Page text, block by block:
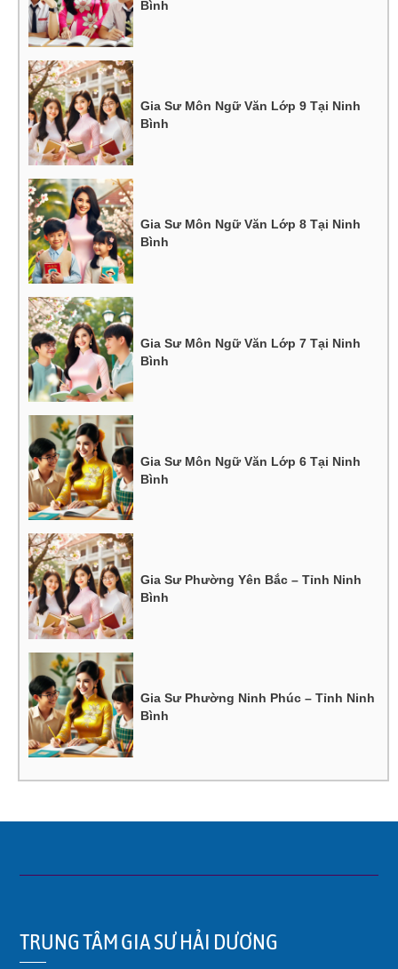
Bình
Gia Sư Môn Ngữ Văn Lớp 9 Tại Ninh
Bình
Gia Sư Môn Ngữ Văn Lớp 8 Tại Ninh
Bình
Gia Sư Môn Ngữ Văn Lớp 7 Tại Ninh
Bình
Gia Sư Môn Ngữ Văn Lớp 6 Tại Ninh
Bình
Gia Sư Phường Yên Bắc – Tỉnh Ninh
Bình
Gia Sư Phường Ninh Phúc – Tỉnh Ninh
Bình
TRUNG TÂM GIA SƯ HẢI DƯƠNG